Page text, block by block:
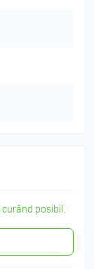
posibil.